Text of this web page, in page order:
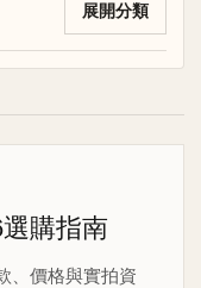
展開分類
購指南
、價格與實拍資